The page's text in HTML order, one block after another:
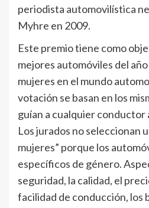
periodista automovilística
Myhre en 2009.
Este premio tiene como
mejores automóviles del año
mujeres en el mundo
votación se basan en los
guían a cualquier conductor
Los jurados no seleccionan
mujeres” porque los
específicos de género.
seguridad, la calidad, el
facilidad de conducción, los